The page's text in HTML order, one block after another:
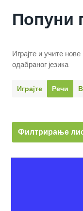
Попуни
Играјте и учите
одабраног језика
Играјте Речи
Филтрирање